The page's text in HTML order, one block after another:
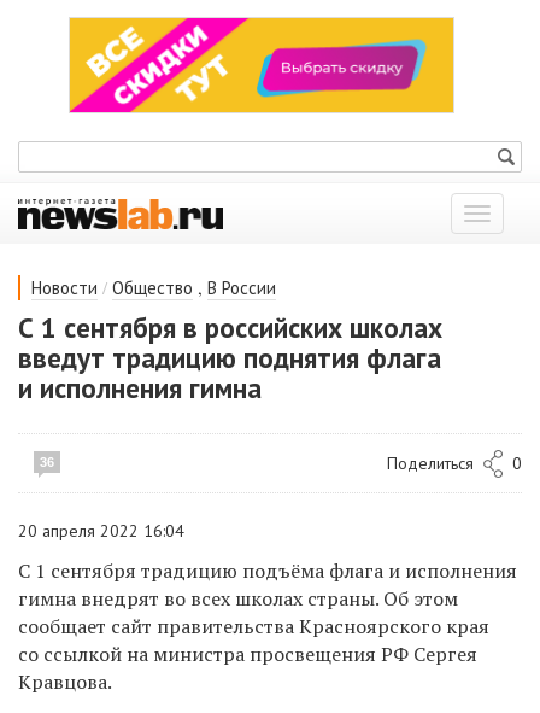
Показать
меню
Новости / Общество , В России
С 1 сентября в российских школах
введут традицию поднятия флага
и исполнения гимна
36 Поделиться 0
20 апреля 2022 16:04
С 1 сентября традицию подъёма флага и исполнения
гимна внедрят во всех школах страны. Об этом
сообщает сайт правительства Красноярского края
со ссылкой на министра просвещения РФ Сергея
Кравцова.